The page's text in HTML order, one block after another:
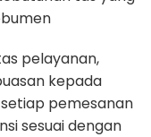
pelayanan,
kepada
pemesanan
sesuai dengan